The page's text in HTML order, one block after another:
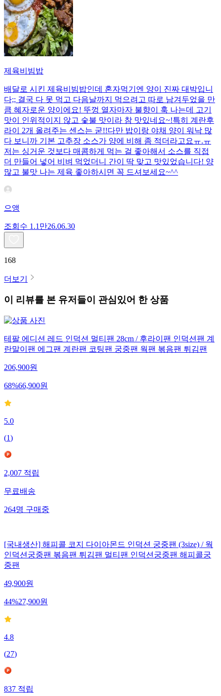
제육비빔밥
배달로 시킨 제육비빔밥인데 혼자먹기엔 양이 진짜 대박입니
다;; 결국 다 못 먹고 다음날까지 먹으려고 따로 남겨두었을 만
큼 혜자로운 양이에요! 뚜껑 열자마자 불향이 훅 나는데 고기
맛이 인위적이지 않고 숯불 맛이라 참 맛있네요~!특히 계란후
라이 2개 올려주는 센스는 굳!! ​다만 밥이랑 야채 양이 워낙 많
다 보니까 기본 고추장 소스가 양에 비해 좀 적더라고요ㅠ.ㅠ
저는 싱거운 것보다 매콤하게 먹는 걸 좋아해서 소스를 직접
더 만들어 넣어 비벼 먹었더니 간이 딱 맞고 맛있었습니다! 양
많고 불맛 나는 제육 좋아하시면 꼭 드셔보세요~^^
으앵
조회수 1.1만26.06.30
168
더보기
이 리뷰를 본 유저들이 관심있어 한 상품
테팔 에디션 레드 인덕션 멀티팬 28cm / 후라이팬 인덕션팬 계
란말이팬 에그팬 계란팬 코팅팬 궁중팬 웍팬 볶음팬 튀김팬
206,900원
68%66,900원
5.0
(1)
2,007 적립
무료배송
264명 구매중
[국내생산] 해피콜 코지 다이아몬드 인덕션 궁중팬 (3size) / 웍
인덕션궁중팬 볶음팬 튀김팬 멀티팬 인덕션궁중팬 해피콜궁
중팬
49,900원
44%27,900원
4.8
(27)
837 적립